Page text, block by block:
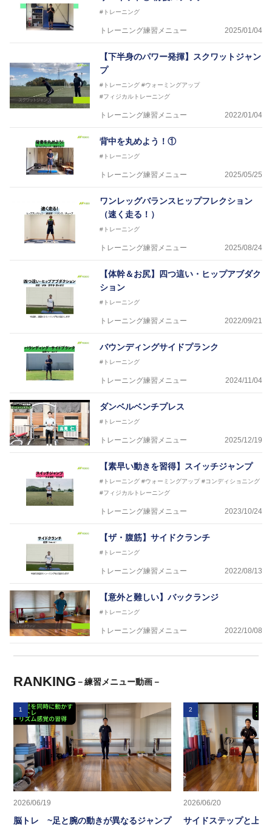
#トレーニング
トレーニング練習メニュー 2025/01/04
【下半身のパワー発揮】スクワットジャン
プ
#トレーニング #ウォーミングアップ
#フィジカルトレーニング
トレーニング練習メニュー 2022/01/04
背中を丸めよう！①
#トレーニング
トレーニング練習メニュー 2025/05/25
ワンレッグバランスヒップフレクション
（速く走る！）
#トレーニング
トレーニング練習メニュー 2025/08/24
【体幹＆お尻】四つ這い・ヒップアブダク
ション
#トレーニング
トレーニング練習メニュー 2022/09/21
バウンディングサイドプランク
#トレーニング
トレーニング練習メニュー 2024/11/04
ダンベルベンチプレス
#トレーニング
トレーニング練習メニュー 2025/12/19
【素早い動きを習得】スイッチジャンプ
#トレーニング #ウォーミングアップ #コンディショニング
#フィジカルトレーニング
トレーニング練習メニュー 2023/10/24
【ザ・腹筋】サイドクランチ
#トレーニング
トレーニング練習メニュー 2022/08/13
【意外と難しい】バックランジ
#トレーニング
トレーニング練習メニュー 2022/10/08
RANKING －練習メニュー動画－
1
2026/06/19
脳トレ ~足と腕の動きが異なるジャンプ
2
2026/06/20
サイドステップと上半